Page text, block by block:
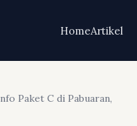
HomeArtikel
Paket C di Pabuaran,